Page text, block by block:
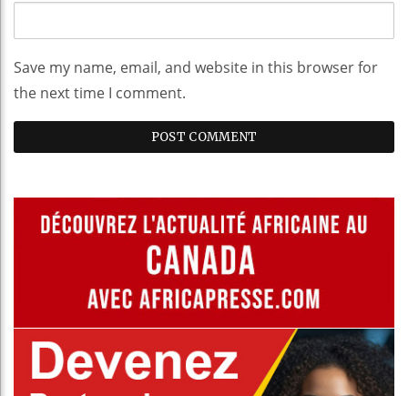
Save my name, email, and website in this browser for
the next time I comment.